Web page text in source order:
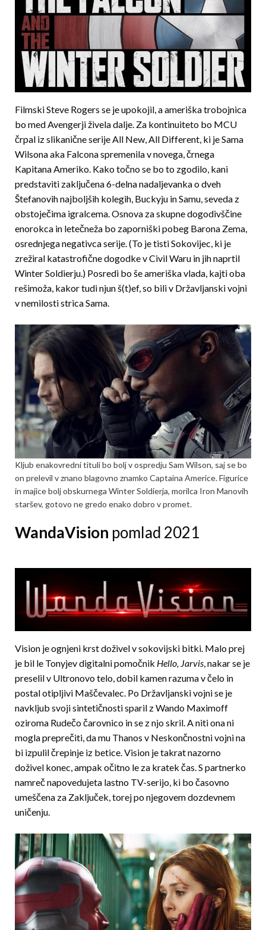
Filmski Steve Rogers se je upokojil, a ameriška trobojnica
bo med Avengerji živela dalje. Za kontinuiteto bo MCU
črpal iz slikanične serije All New, All Different, ki je Sama
Wilsona aka Falcona spremenila v novega, črnega
Kapitana Ameriko. Kako točno se bo to zgodilo, kani
predstaviti zaključena 6-delna nadaljevanka o dveh
Štefanovih najboljših kolegih, Buckyju in Samu, seveda z
obstoječima igralcema. Osnova za skupne dogodivščine
enorokca in letečneža bo zaporniški pobeg Barona Zema,
osrednjega negativca serije. (To je tisti Sokovijec, ki je
zrežiral katastrofične dogodke v Civil Waru in jih naprtil
Winter Soldierju.) Posredi bo še ameriška vlada, kajti oba
rešimoža, kakor tudi njun š(t)ef, so bili v Državljanski vojni
v nemilosti strica Sama.
Kljub enakovredni tituli bo bolj v ospredju Sam Wilson, saj se bo
on prelevil v znano blagovno znamko Captaina Americe. Figurice
in majice bolj obskurnega Winter Soldierja, morilca Iron Manovih
staršev, gotovo ne gredo enako dobro v promet.
WandaVision pomlad 2021
Vision je ognjeni krst doživel v sokovijski bitki. Malo prej
je bil le Tonyjev digitalni pomočnik Hello, Jarvis , nakar se je
preselil v Ultronovo telo, dobil kamen razuma v čelo in
postal otipljivi Maščevalec. Po Državljanski vojni se je
navkljub svoji sintetičnosti sparil z Wando Maximoff
oziroma Rudečo čarovnico in se z njo skril. A niti ona ni
mogla preprečiti, da mu Thanos v Neskončnostni vojni na
bi izpulil črepinje iz betice. Vision je takrat nazorno
doživel konec, ampak očitno le za kratek čas. S partnerko
namreč napovedujeta lastno TV-serijo, ki bo časovno
umeščena za Zaključek, torej po njegovem dozdevnem
uničenju.